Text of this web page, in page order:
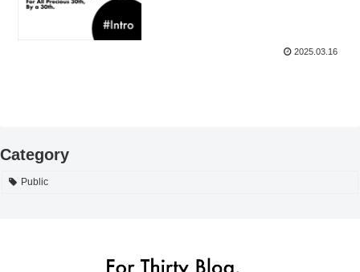
2025.03.16
Category
Public